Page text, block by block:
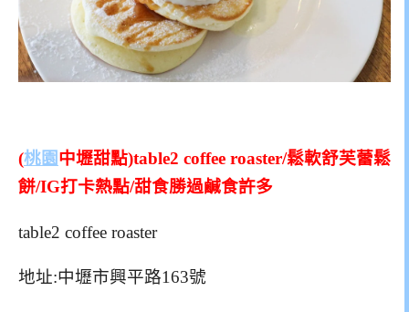
(桃園中壢甜點)table2 coffee roaster/鬆軟舒芙蕾鬆
餅/IG打卡熱點/甜食勝過鹹食許多
table2 coffee roaster
地址:中壢市興平路163號